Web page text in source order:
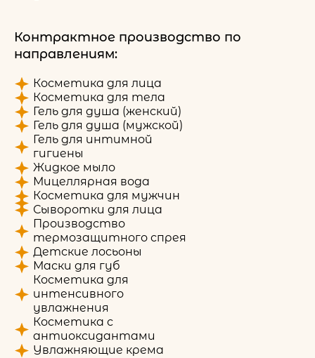
Контрактное производство по
направлениям:
Косметика для лица
Косметика для тела
Гель для душа (женский)
Гель для душа (мужской)
Гель для интимной
гигиены
Жидкое мыло
Мицеллярная вода
Косметика для мужчин
Сыворотки для лица
Производство
термозащитного спрея
Детские лосьоны
Маски для губ
Косметика для
интенсивного
увлажнения
Косметика с
антиоксидантами
Увлажняющие крема